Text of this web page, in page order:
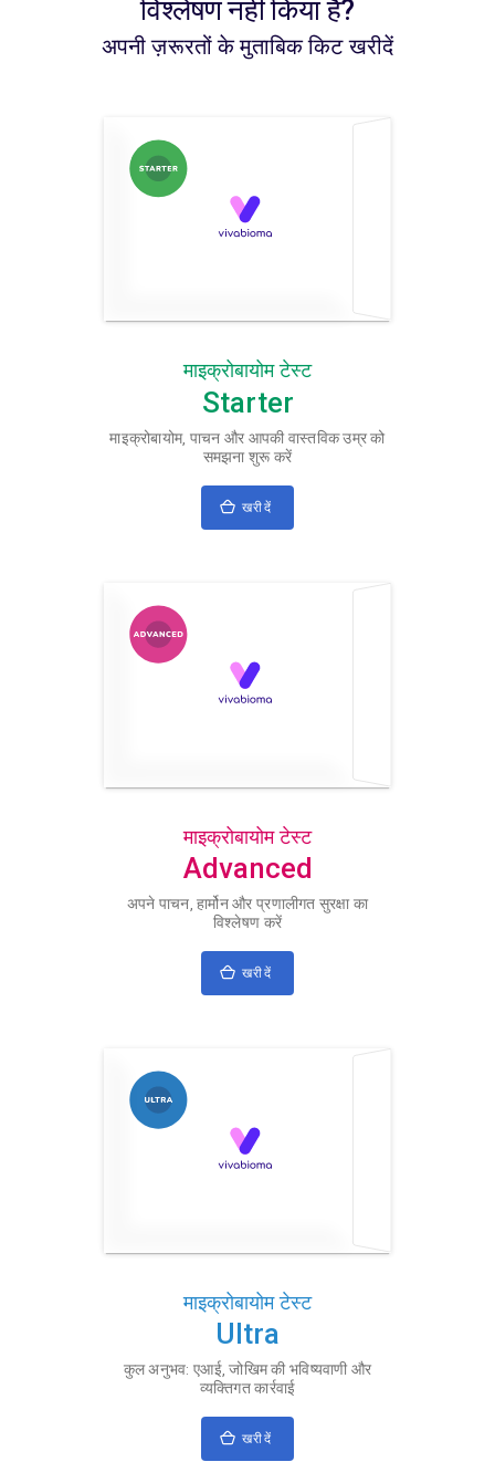
विश्लेषण नहीं किया है?
अपनी ज़रूरतों के मुताबिक किट खरीदें
माइक्रोबायोम टेस्ट
Starter
माइक्रोबायोम, पाचन और आपकी वास्तविक उम्र को
समझना शुरू करें
खरीदें
माइक्रोबायोम टेस्ट
Advanced
अपने पाचन, हार्मोन और प्रणालीगत सुरक्षा का
विश्लेषण करें
खरीदें
माइक्रोबायोम टेस्ट
Ultra
कुल अनुभव: एआई, जोखिम की भविष्यवाणी और
व्यक्तिगत कार्रवाई
खरीदें